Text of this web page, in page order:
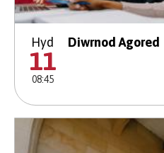
Hyd
11
08:45
Diwrnod Agored